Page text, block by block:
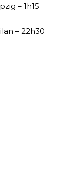
– 1h15
– 22h30